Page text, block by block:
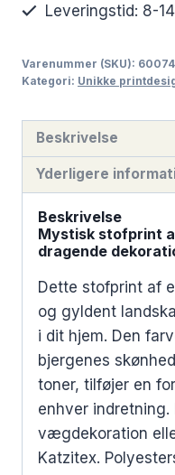
Leveringstid: 8-
Varenummer (SKU): 60074
Kategori: Unikke
Beskrivelse
Yderligere
Beskrivelse
Mystisk stofprint
dragende
Dette stofprint af
og gyldent
i dit hjem. Den
bjergenes
toner, tilføjer en
enhver indretning.
vægdekoration
Katzitex.